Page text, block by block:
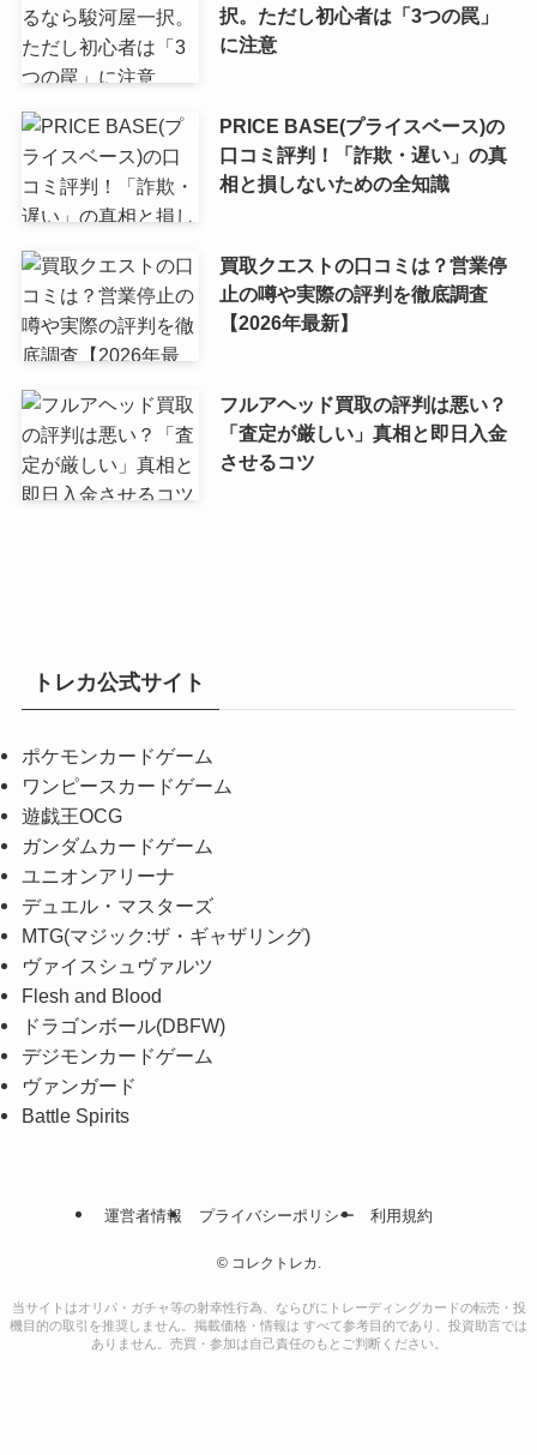
択。ただし初心者は「3つの罠」
に注意
PRICE BASE(プライスベース)の
口コミ評判！「詐欺・遅い」の真
相と損しないための全知識
買取クエストの口コミは？営業停
止の噂や実際の評判を徹底調査
【2026年最新】
フルアヘッド買取の評判は悪い？
「査定が厳しい」真相と即日入金
させるコツ
トレカ公式サイト
ポケモンカードゲーム
ワンピースカードゲーム
遊戯王OCG
ガンダムカードゲーム
ユニオンアリーナ
デュエル・マスターズ
MTG(マジック:ザ・ギャザリング)
ヴァイスシュヴァルツ
Flesh and Blood
ドラゴンボール(DBFW)
デジモンカードゲーム
ヴァンガード
Battle Spirits
運営者情報 プライバシーポリシー 利用規約
©コレクトレカ.
当サイトはオリパ・ガチャ等の射幸性行為、ならびにトレーディングカードの転売・投
機目的の取引を推奨しません。掲載価格・情報は すべて参考目的であり、投資助言では
ありません。売買・参加は自己責任のもとご判断ください。